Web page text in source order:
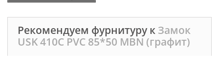
Рекомендуем фурнитуру к Замок
USK 410C PVC 85*50 MBN (графит)